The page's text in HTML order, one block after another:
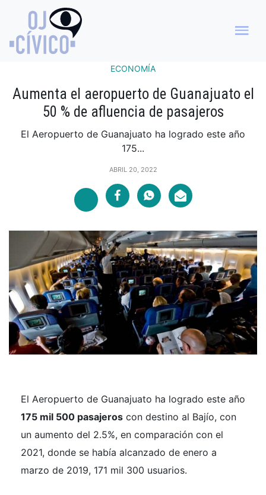
ECONOMÍA
Aumenta el aeropuerto de Guanajuato el
50 % de afluencia de pasajeros
El Aeropuerto de Guanajuato ha logrado este año
175...
ABRIL 20, 2022
El Aeropuerto de Guanajuato ha logrado este año
175 mil 500 pasajeros con destino al Bajío, con
un aumento del 2.5%, en comparación con el
2021, donde se había alcanzado de enero a
marzo de 2019, 171 mil 300 usuarios.